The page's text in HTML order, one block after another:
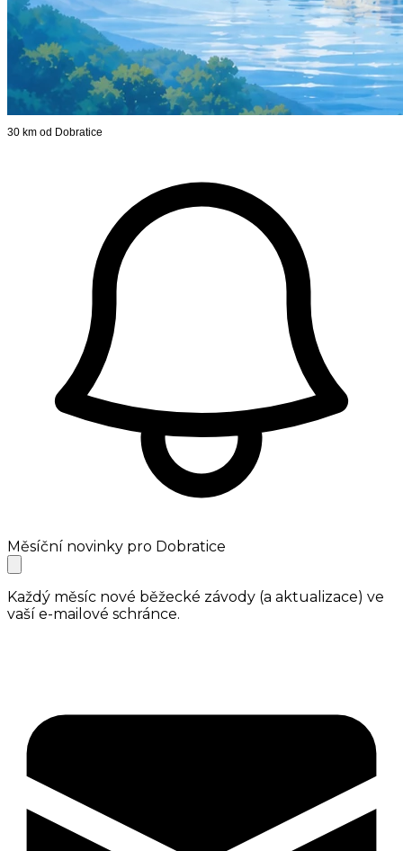
30 km od Dobratice
Měsíční novinky pro Dobratice
Každý měsíc nové běžecké závody (a aktualizace) ve
vaší e-mailové schránce.